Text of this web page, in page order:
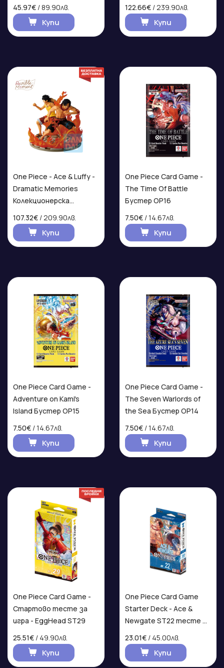
45.97€ / 89.90лв.
Купи
122.66€ / 239.90лв.
Купи
One Piece - Ace & Luffy -
Dramatic Memories
Колекционерска
107.32€ / 209.90лв.
Купи
One Piece Card Game -
The Time Of Battle
Бустер OP16
7.50€ / 14.67лв.
Купи
One Piece Card Game -
Adventure on Kami's
Island Бустер OP15
7.50€ / 14.67лв.
Купи
One Piece Card Game -
The Seven Warlords of
the Sea Бустер OP14
7.50€ / 14.67лв.
Купи
One Piece Card Game -
Стартово тесте за
игра - EggHead ST29
25.51€ / 49.90лв.
Купи
One Piece Card Game
Starter Deck - Ace &
Newgate ST22 тесте за
23.01€ / 45.00лв.
Купи